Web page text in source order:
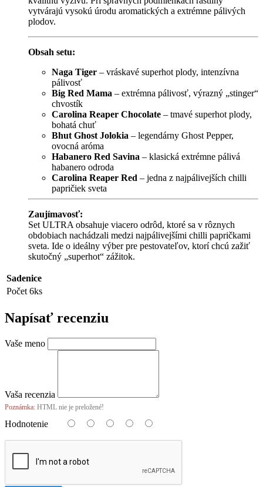
vytvárajú vysokú úrodu aromatických a extrémne pálivých
plodov.
Obsah setu:
Naga Tiger – vráskavé superhot plody, intenzívna
pálivosť
Big Red Mama – extrémna pálivosť, výrazný „stinger“
chvostík
Carolina Reaper Chocolate – tmavé superhot plody,
bohatá chuť
Bhut Ghost Jolokia – legendárny Ghost Pepper,
ovocná aróma
Habanero Red Savina – klasická extrémne pálivá
habanero odroda
Carolina Reaper Red – jedna z najpálivejších chilli
papričiek sveta
Zaujímavosť:
Set ULTRA obsahuje viacero odrôd, ktoré sa v rôznych
obdobiach nachádzali medzi najpálivejšími chilli papričkami
sveta. Ide o ideálny výber pre pestovateľov, ktorí chcú zažiť
skutočný „superhot“ zážitok.
Sadenice
Počet 6ks
Napísať recenziu
Vaše meno
Vaša recenzia
Poznámka: HTML nie je preložené!
Hodnotenie